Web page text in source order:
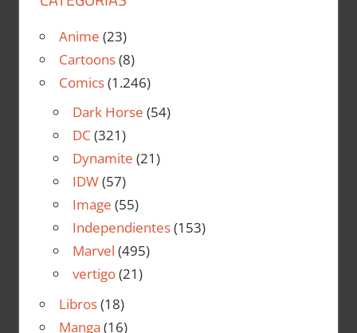
Anime (23)
Cartoons(8)
Comics(1.246)
Dark Horse (54)
DC (321)
Dynamite (21)
IDW(57)
Image (55)
Independientes(153)
Marvel (495)
vertigo(21)
Libros(18)
Manga (16)